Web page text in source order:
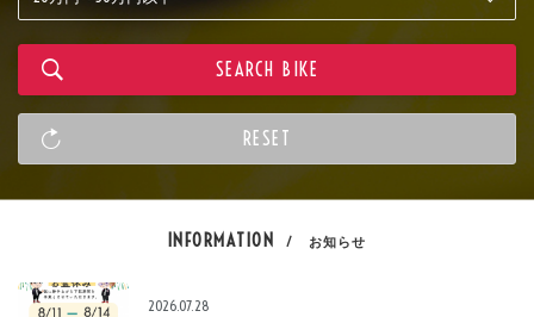
INFORMATION / お知らせ
2026.07.28